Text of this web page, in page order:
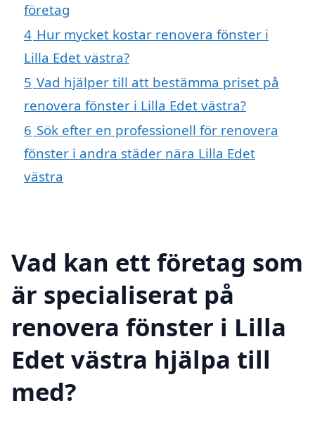
företag
4 Hur mycket kostar renovera fönster i
Lilla Edet västra?
5 Vad hjälper till att bestämma priset på
renovera fönster i Lilla Edet västra?
6 Sök efter en professionell för renovera
fönster i andra städer nära Lilla Edet
västra
Vad kan ett företag som
är specialiserat på
renovera fönster i Lilla
Edet västra hjälpa till
med?